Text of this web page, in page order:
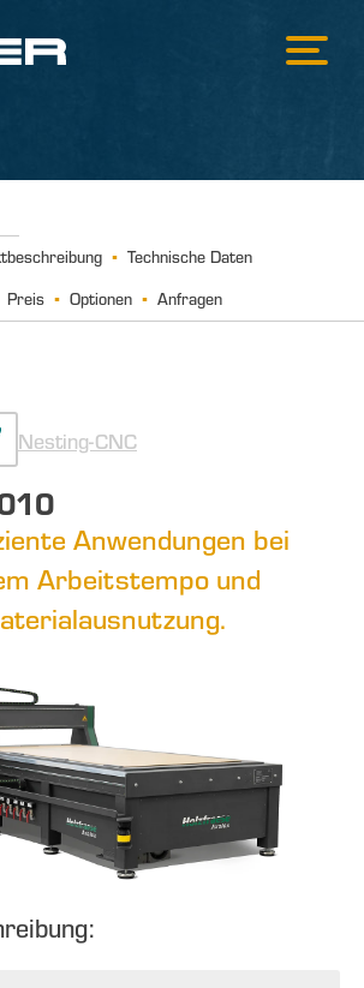
Technische Daten
Preis Optionen Anfragen
Nesting-CNC
Anwendungen bei
Arbeitstempo und